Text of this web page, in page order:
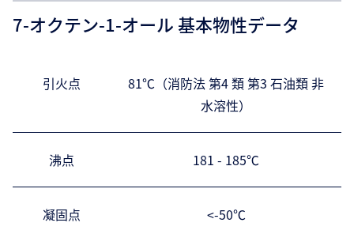
7-オクテン-1-オール 基本物性データ
引火点
81℃（消防法 第4 類 第3 石油類 非
水溶性）
沸点 181 - 185℃
凝固点 <-50℃